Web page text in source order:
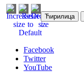
Ћирилица
Facebook
Twitter
YouTube